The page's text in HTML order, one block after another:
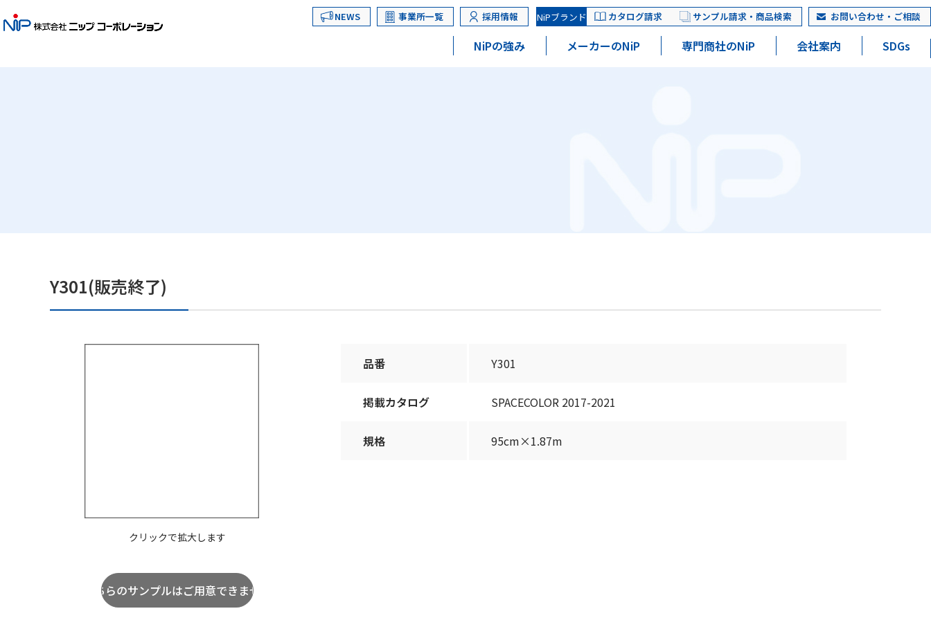
NEWS 事業所一覧 採用情報 NiPブランド カタログ請求 サンプル請求・商品検索 お問い合わせ・ご相談
NiPの強み メーカーのNiP 専門商社のNiP 会社案内 SDGs
Y301(販売終了)
クリックで拡大します
品番 Y301
掲載カタログ SPACECOLOR 2017-2021
規格 95cm×1.87m